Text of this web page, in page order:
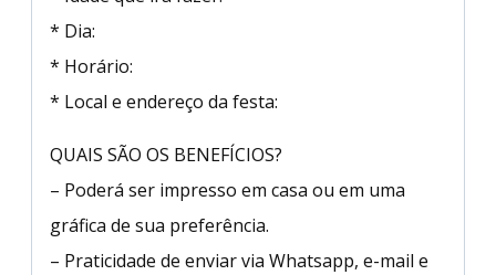
* Dia:
* Horário:
* Local e endereço da festa:
QUAIS SÃO OS BENEFÍCIOS?
– Poderá ser impresso em casa ou em uma
gráfica de sua preferência.
– Praticidade de enviar via Whatsapp, e-mail e